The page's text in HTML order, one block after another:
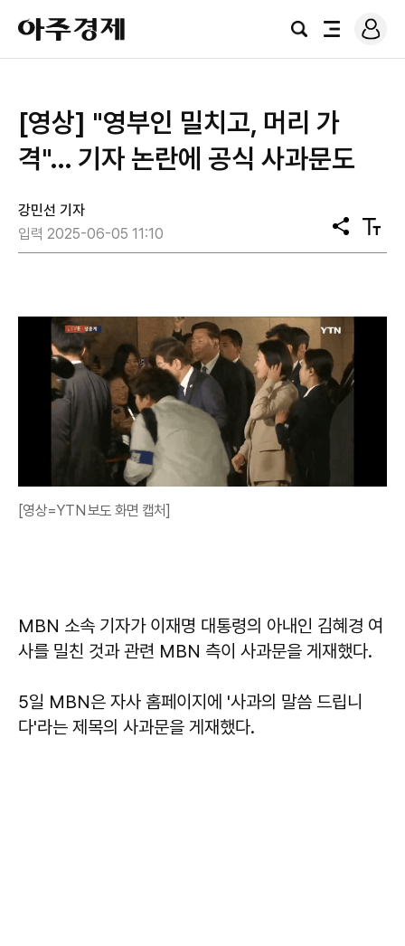
아
주
경
검
전
로
그
[영상] "영부인 밀치고, 머리 가
격"… 기자 논란에 공식 사과문도
강민선 기자
입력 2025-06-05 11:10
공
유
텍
스
[영상=YTN 보도 화면 캡처]
MBN 소속 기자가 이재명 대통령의 아내인 김혜경 여
사를 밀친 것과 관련 MBN 측이 사과문을 게재했다.
5일 MBN은 자사 홈페이지에 '사과의 말씀 드립니
다'라는 제목의 사과문을 게재했다.